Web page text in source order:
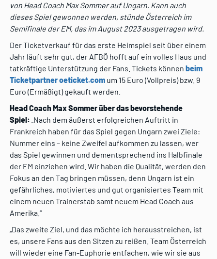
von Head Coach Max Sommer auf Ungarn. Kann auch
dieses Spiel gewonnen werden, stünde Österreich im
Semifinale der EM, das im August 2023 ausgetragen wird.
Der Ticketverkauf für das erste Heimspiel seit über einem
Jahr läuft sehr gut, der AFBÖ hofft auf ein volles Haus und
tatkräftige Unterstützung der Fans. Tickets können beim
Ticketpartner oeticket.com um 15 Euro (Vollpreis) bzw. 9
Euro (Ermäßigt) gekauft werden.
Head Coach Max Sommer über das bevorstehende
Spiel: „Nach dem äußerst erfolgreichen Auftritt in
Frankreich haben für das Spiel gegen Ungarn zwei Ziele:
Nummer eins – keine Zweifel aufkommen zu lassen, wer
das Spiel gewinnen und dementsprechend ins Halbfinale
der EM einziehen wird. Wir haben die Qualität, werden den
Fokus an den Tag bringen müssen, denn Ungarn ist ein
gefährliches, motiviertes und gut organisiertes Team mit
einem neuen Trainerstab samt neuem Head Coach aus
Amerika.“
„Das zweite Ziel, und das möchte ich herausstreichen, ist
es, unsere Fans aus den Sitzen zu reißen. Team Österreich
will wieder eine Fan-Euphorie entfachen, wie wir sie aus